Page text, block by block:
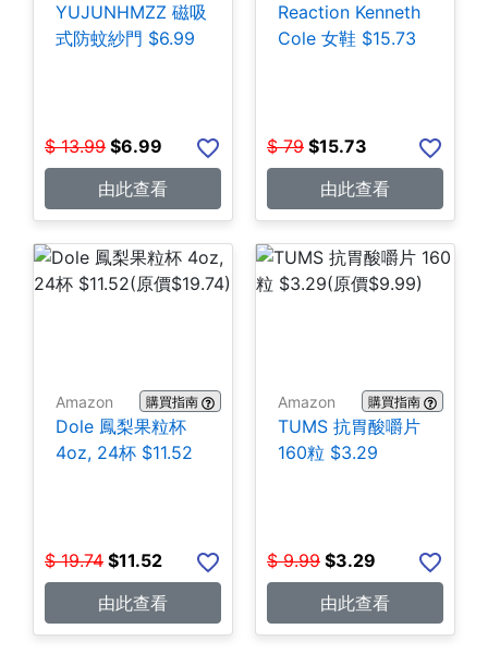
YUJUNHMZZ 磁吸
式防蚊紗門 $6.99
$ 13.99 $6.99
由此查看
Reaction Kenneth
Cole 女鞋 $15.73
$ 79 $15.73
由此查看
Amazon 購買指南
Dole 鳳梨果粒杯
4oz, 24杯 $11.52
$ 19.74 $11.52
由此查看
Amazon 購買指南
TUMS 抗胃酸嚼片
160粒 $3.29
$ 9.99 $3.29
由此查看